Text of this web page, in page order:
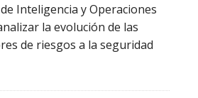
Inteligencia y Operaciones
la evolución de las
de riesgos a la seguridad